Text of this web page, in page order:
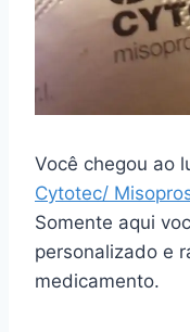
Você chegou ao
Cytotec/
Somente aqui
personalizado e
medicamento.